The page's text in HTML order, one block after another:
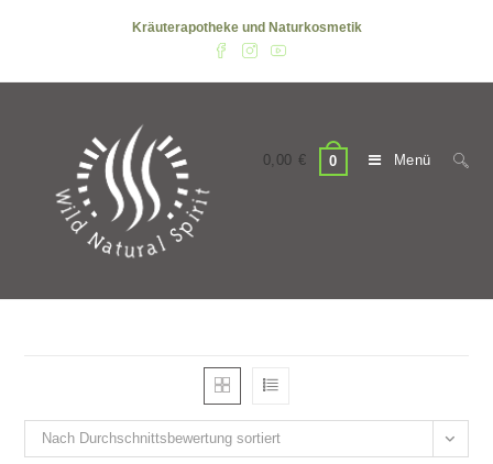
Kräuterapotheke und Naturkosmetik
0,00 € 0 Menü
Nach Durchschnittsbewertung sortiert